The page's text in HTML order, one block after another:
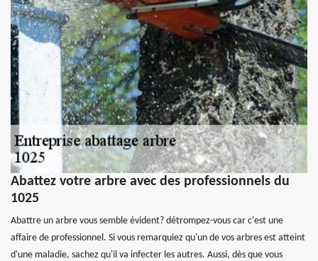
Abattez votre arbre avec des professionnels du
1025
Abattre un arbre vous semble évident? détrompez-vous car c'est une
affaire de professionnel. Si vous remarquiez qu'un de vos arbres est atteint
d'une maladie, sachez qu'il va infecter les autres. Aussi, dès que vous